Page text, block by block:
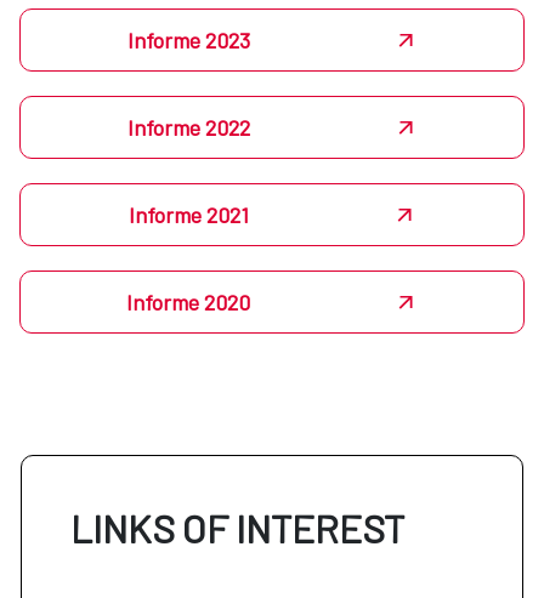
Informe 2023
Informe 2022
Informe 2021
Informe 2020
LINKS OF INTEREST